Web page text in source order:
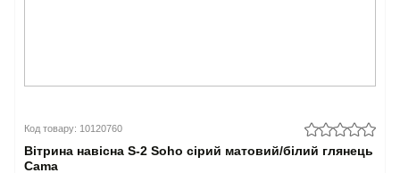
Код товару: 10120760
Вітрина навісна S-2 Soho сірий матовий/білий глянець
Cama